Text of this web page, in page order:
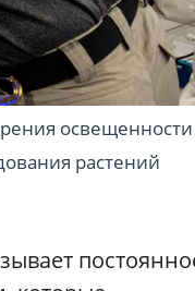
растений